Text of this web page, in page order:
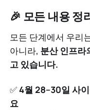
🎉 모든 내용 정
모든 단계에서 우리
아니라, 분산 인프라
고 있습니다.
✅ 4월 28–30일 사
요